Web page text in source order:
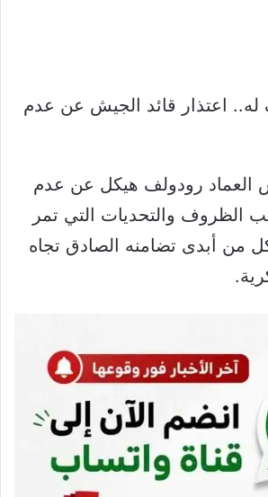
العماد رودولف هيكل عن عدم
الظروف والتحديات التي تمر
كل من أبدى تضامنه الصادق تجاه